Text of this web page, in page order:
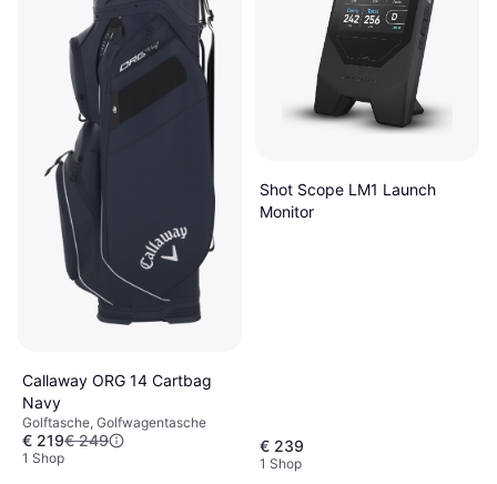
Callaway ORG 14 Cartbag
Navy
Golftasche, Golfwagentasche
€ 219€ 249
1 Shop
Shot Scope LM1 Launch
Monitor
€ 239
1 Shop